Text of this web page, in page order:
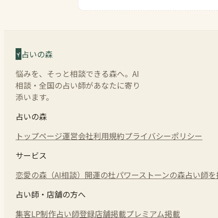
占いの森
悩みを、そっと相談できる森へ。AI
相談・全国の占い師があなたに寄り
添います。
占いの森
トップページ運営会社利用規約プライバシーポリシー
サービス
恋愛の森（AI相談） 開運の杜パワーストーンの森占い師
占い師・店舗の方へ
集客LP制作占い師登録店舗掲載プレミアム掲載